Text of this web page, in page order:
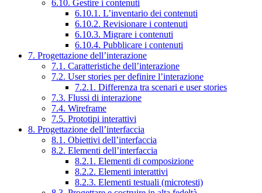
6.10. Gestire i contenuti
6.10.1. L’inventario dei contenuti
6.10.2. Revisionare i contenuti
6.10.3. Migrare i contenuti
6.10.4. Pubblicare i contenuti
7. Progettazione dell’interazione
7.1. Caratteristiche dell’interazione
7.2. User stories per definire l’interazione
7.2.1. Differenza tra scenari e user stories
7.3. Flussi di interazione
7.4. Wireframe
7.5. Prototipi interattivi
8. Progettazione dell’interfaccia
8.1. Obiettivi dell’interfaccia
8.2. Elementi dell’interfaccia
8.2.1. Elementi di composizione
8.2.2. Elementi interattivi
8.2.3. Elementi testuali (microtesti)